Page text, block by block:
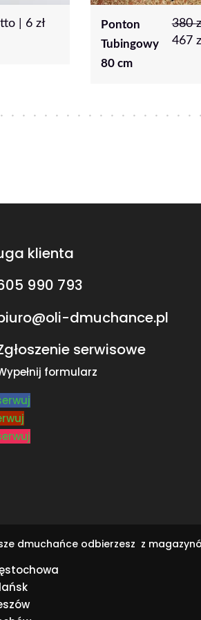
zł
netto |
Mata
tubingowa z
rolkowaniem
|
klienta
990 793
dmuchance.pl
serwisowe
formularz
dmuchańce odbierzesz z